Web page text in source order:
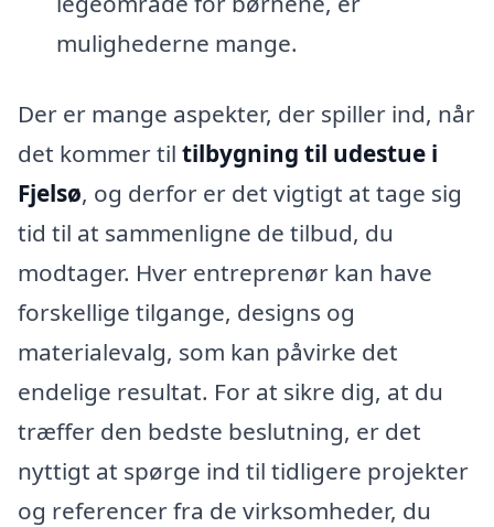
mulighederne mange.
Der er mange aspekter, der spiller ind, når
det kommer til tilbygning til udestue i
Fjelsø, og derfor er det vigtigt at tage sig
tid til at sammenligne de tilbud, du
modtager. Hver entreprenør kan have
forskellige tilgange, designs og
materialevalg, som kan påvirke det
endelige resultat. For at sikre dig, at du
træffer den bedste beslutning, er det
nyttigt at spørge ind til tidligere projekter
og referencer fra de virksomheder, du